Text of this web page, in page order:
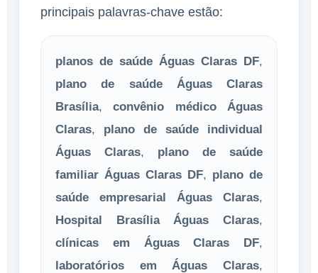
principais palavras-chave estão:
planos de saúde Águas Claras DF,
plano de saúde Águas Claras
Brasília,convênio médico Águas
Claras, plano de saúde individual
Águas Claras, plano de saúde
familiar Águas Claras DF, plano de
saúde empresarial Águas Claras,
Hospital Brasília Águas Claras,
clínicas em Águas Claras DF,
laboratórios em Águas Claras,